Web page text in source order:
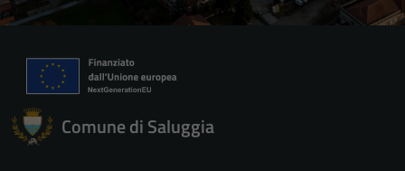
Comune di Saluggia